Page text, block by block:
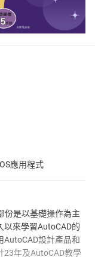
應用程式
份是以基礎操作為主
來學習AutoCAD的
設計產品和
23年及AutoCAD教學